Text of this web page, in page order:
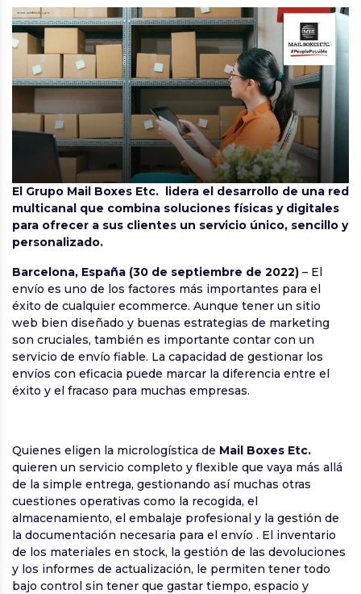
El Grupo Mail Boxes Etc. lidera el desarrollo de una red
multicanal que combina soluciones físicas y digitales
para ofrecer a sus clientes un servicio único, sencillo y
personalizado.
Barcelona, España (30 de septiembre de 2022) – El
envío es uno de los factores más importantes para el
éxito de cualquier ecommerce. Aunque tener un sitio
web bien diseñado y buenas estrategias de marketing
son cruciales, también es importante contar con un
servicio de envío fiable. La capacidad de gestionar los
envíos con eficacia puede marcar la diferencia entre el
éxito y el fracaso para muchas empresas.
Quienes eligen la micrologística de Mail Boxes Etc.
quieren un servicio completo y flexible que vaya más allá
de la simple entrega, gestionando así muchas otras
cuestiones operativas como la recogida, el
almacenamiento, el embalaje profesional y la gestión de
la documentación necesaria para el envío . El inventario
de los materiales en stock, la gestión de las devoluciones
y los informes de actualización, le permiten tener todo
bajo control sin tener que gastar tiempo, espacio y